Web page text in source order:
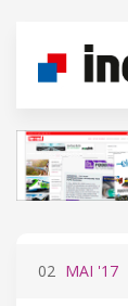
02 MAI '17